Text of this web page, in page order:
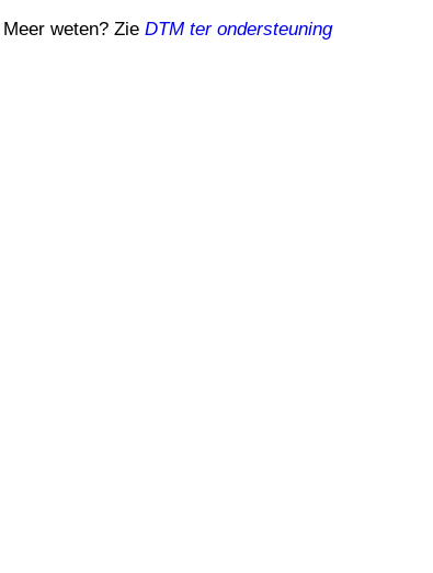
Meer weten? Zie DTM ter ondersteuning